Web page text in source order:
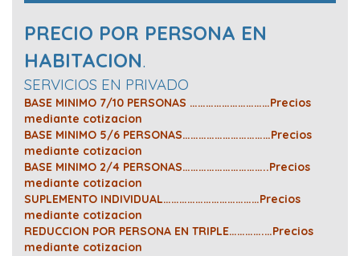
PRECIO POR PERSONA EN
HABITACION.
SERVICIOS EN PRIVADO
BASE MINIMO 7/10 PERSONAS …………………………Precios
mediante cotizacion
BASE MINIMO 5/6 PERSONAS……………………………Precios
mediante cotizacion
BASE MINIMO 2/4 PERSONAS…………………………..Precios
mediante cotizacion
SUPLEMENTO INDIVIDUAL………………………………Precios
mediante cotizacion
REDUCCION POR PERSONA EN TRIPLE………….…Precios
mediante cotizacion